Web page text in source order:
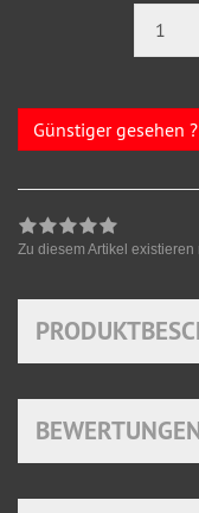
1
Günstiger gesehen ?
Zu diesem Artikel